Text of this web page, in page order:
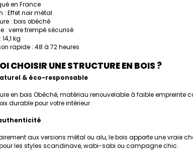
en France
: Effet noir métal
: bois obéché
: verre trempé sécurisé
kg
rapide : 48 à 72 heures
CHOISIR UNE STRUCTURE EN BOIS ?
& éco-responsable
en bois Obéché, matériau renouvelable à faible empreinte
durable pour votre intérieur.
aux versions métal ou alu, le bois apporte une vraie
les styles scandinave, wabi-sabi ou campagne chic.